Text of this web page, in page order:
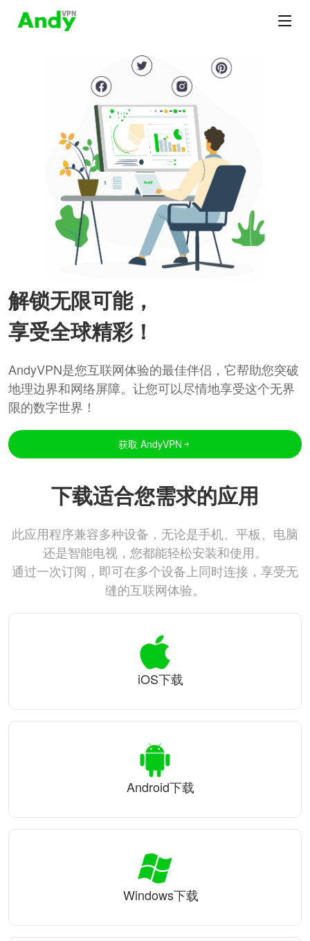
解锁无限可能，
享受全球精彩！
AndyVPN是您互联网体验的最佳伴侣，它帮助您突破
地理边界和网络屏障。让您可以尽情地享受这个无界
限的数字世界！
获取 AndyVPN
下载适合您需求的应用
此应用程序兼容多种设备，无论是手机、平板、电脑
还是智能电视，您都能轻松安装和使用。
通过一次订阅，即可在多个设备上同时连接，享受无
缝的互联网体验。
iOS下载
Android下载
Windows下载